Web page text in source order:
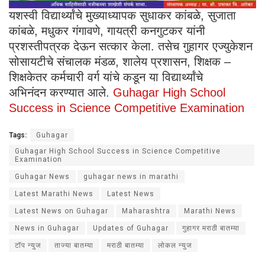
यशस्वी विद्यार्थ्यांचे मुख्याध्यापक सुधाकर कांबळे, सुजाता
कांबळे, मधुकर गंगावणे, गायत्री कनगुटकर यांनी
प्रशस्तीपत्रक देऊन सत्कार केला. तसेच गुहागर एज्युकेशन
सोसायटीचे संचालक मंडळ, शालेय प्रशासन, शिक्षक –
शिक्षकेतर कर्मचारी वर्ग यांचे कडून या विद्यार्थ्यांचे
अभिनंदन करण्यात आले. Guhagar High School
Success in Science Competitive Examination
Tags:
Guhagar
Guhagar High School Success in Science Competitive
Examination
Guhagar News guhagar news in marathi
Latest Marathi News Latest News
Latest News on Guhagar Maharashtra Marathi News
News in Guhagar Updates of Guhagar गुहागर मराठी बातम्या
टॉप न्युज ताज्या बातम्या मराठी बातम्या लोकल न्युज